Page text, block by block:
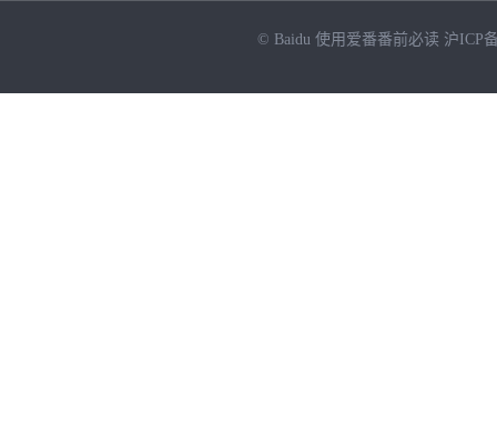
© Baidu 使用爱番番前必读 沪ICP